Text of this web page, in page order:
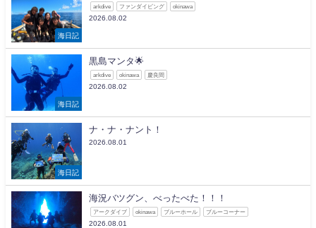
海日記
arkdive ファンダイビング okinawa
2026.08.02
海日記
黒島マンタ🌟
arkdive okinawa 慶良間
2026.08.02
海日記
ナ・ナ・ナント！
2026.08.01
海況バツグン、べったべた！！！
アークダイブ okinawa ブルーホール ブルーコーナー
2026.08.01